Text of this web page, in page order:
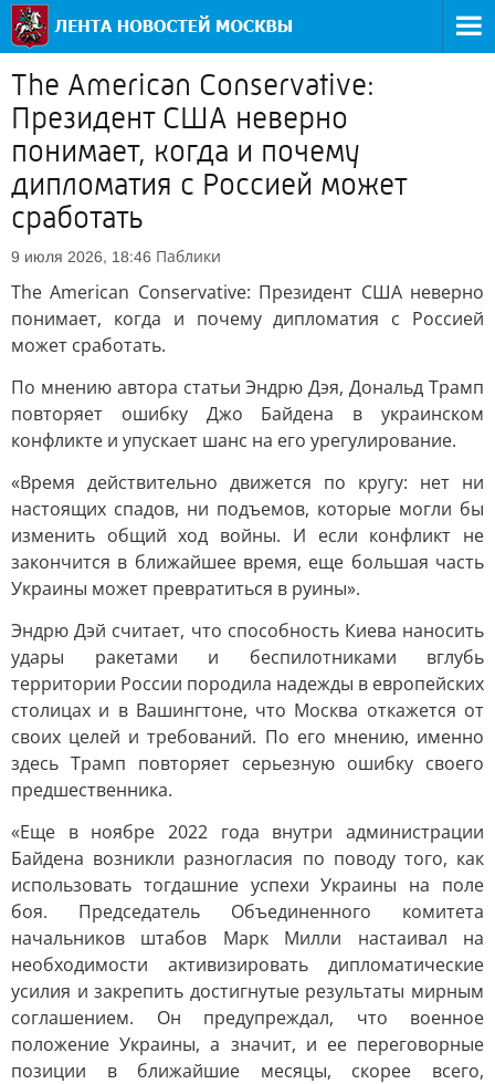
The American Conservative:
Президент США неверно
понимает, когда и почему
дипломатия с Россией может
сработать
9 июля 2026, 18:46 Паблики
The American Conservative: Президент США неверно
понимает, когда и почему дипломатия с Россией
может сработать.
По мнению автора статьи Эндрю Дэя, Дональд Трамп
повторяет ошибку Джо Байдена в украинском
конфликте и упускает шанс на его урегулирование.
«Время действительно движется по кругу: нет ни
настоящих спадов, ни подъемов, которые могли бы
изменить общий ход войны. И если конфликт не
закончится в ближайшее время, еще большая часть
Украины может превратиться в руины».
Эндрю Дэй считает, что способность Киева наносить
удары ракетами и беспилотниками вглубь
территории России породила надежды в европейских
столицах и в Вашингтоне, что Москва откажется от
своих целей и требований. По его мнению, именно
здесь Трамп повторяет серьезную ошибку своего
предшественника.
«Еще в ноябре 2022 года внутри администрации
Байдена возникли разногласия по поводу того, как
использовать тогдашние успехи Украины на поле
боя. Председатель Объединенного комитета
начальников штабов Марк Милли настаивал на
необходимости активизировать дипломатические
усилия и закрепить достигнутые результаты мирным
соглашением. Он предупреждал, что военное
положение Украины, а значит, и ее переговорные
позиции в ближайшие месяцы, скорее всего,